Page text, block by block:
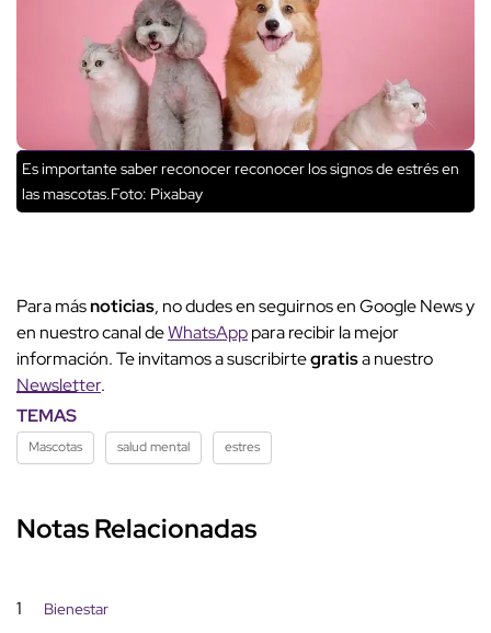
Es importante saber reconocer reconocer los signos de estrés en
las mascotas.Foto: Pixabay
Para másnoticias, no dudes en seguirnos en Google News y
en nuestro canal deWhatsApppara recibir la mejor
información. Te invitamos a suscribirtegratisa nuestro
Newsletter.
TEMAS
Mascotas salud mental estres
Notas Relacionadas
1 Bienestar